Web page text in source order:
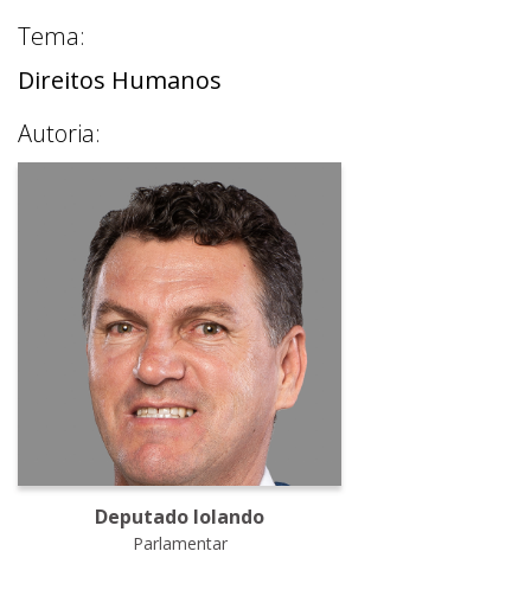
Tema:
Direitos Humanos
Autoria:
Deputado Iolando
Parlamentar